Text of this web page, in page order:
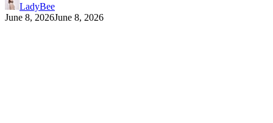
LadyBee
June 8, 2026June 8, 2026